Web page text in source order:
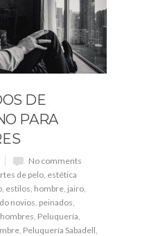
DE
PARA
No comments
de pelo estética
estilos hombre jairo
novios peinados
Peluquería
Peluquería Sabadell